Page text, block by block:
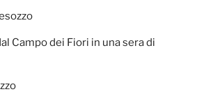
Campo dei Fiori in una sera di